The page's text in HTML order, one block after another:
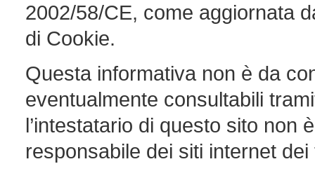
2002/58/CE, come aggiornata
di Cookie.
Questa informativa non è da
eventualmente consultabili
l’intestatario di questo sito non
responsabile dei siti internet dei